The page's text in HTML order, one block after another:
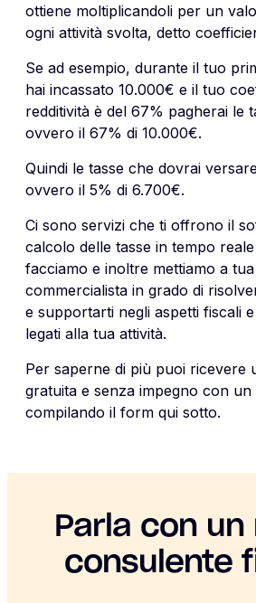
ottiene moltiplicandoli per un
ogni attività svolta, detto
Se ad esempio, durante il tuo
hai incassato 10.000€ e il tuo
redditività è del 67% pagherai le
ovvero il 67% di 10.000€.
Quindi le tasse che dovrai
ovvero il 5% di 6.700€.
Ci sono servizi che ti offrono il
calcolo delle tasse in tempo
facciamo e inoltre mettiamo a
commercialista in grado di
e supportarti negli aspetti fiscali
legati alla tua attività.
Per saperne di più puoi ricevere
gratuita e senza impegno con
compilando il form qui sotto.
Parla con
consulente